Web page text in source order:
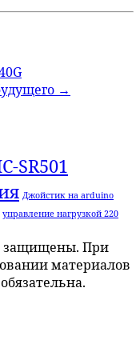
→
SR501
Джойстик на arduino
управление нагрузкой 220
защищены. При
материалов